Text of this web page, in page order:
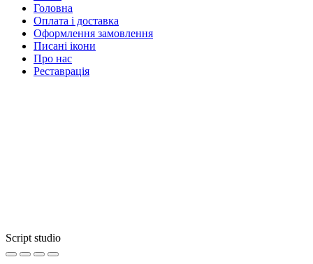
Головна
Оплата і доставка
Оформлення замовлення
Писані ікони
Про нас
Реставрація
Script studio